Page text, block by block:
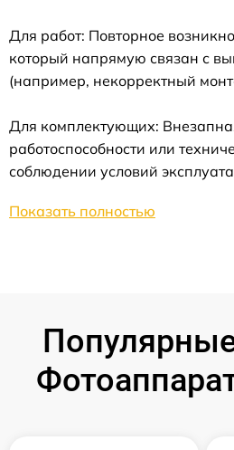
Для работ: Повторное
который напрямую связан с
(например, некорректный
Для комплектующих:
работоспособности или
соблюдении условий
Показать полностью